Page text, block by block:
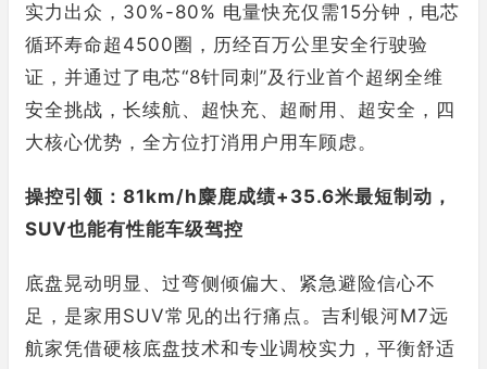
实力出众，30%-80% 电量快充仅需15分钟，电芯
循环寿命超4500圈，历经百万公里安全行驶验
证，并通过了电芯“8针同刺”及行业首个超纲全维
安全挑战，长续航、超快充、超耐用、超安全，四
大核心优势，全方位打消用户用车顾虑。
操控引领：81km/h麋鹿成绩+35.6米最短制动，
SUV也能有性能车级驾控
底盘晃动明显、过弯侧倾偏大、紧急避险信心不
足，是家用SUV常见的出行痛点。吉利银河M7远
航家凭借硬核底盘技术和专业调校实力，平衡舒适